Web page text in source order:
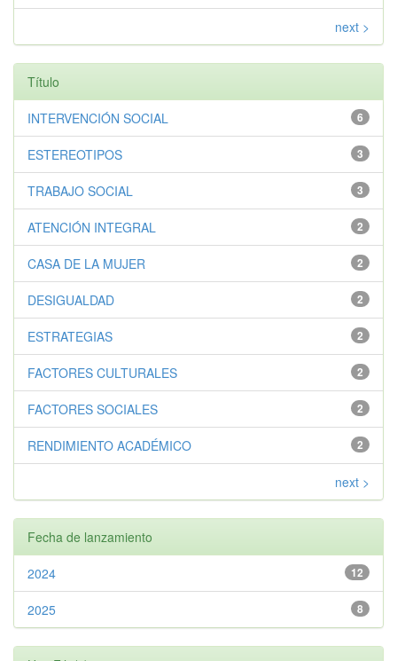
next >
Título
6
INTERVENCIÓN SOCIAL
3
ESTEREOTIPOS
3
TRABAJO SOCIAL
2
ATENCIÓN INTEGRAL
2
CASA DE LA MUJER
2
DESIGUALDAD
2
ESTRATEGIAS
2
FACTORES CULTURALES
2
FACTORES SOCIALES
2
RENDIMIENTO ACADÉMICO
next >
Fecha de lanzamiento
12
2024
8
2025